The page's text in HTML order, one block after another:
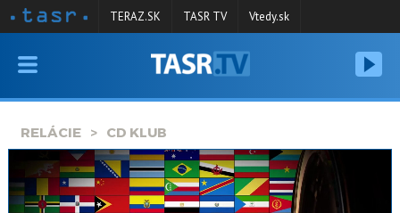
VYSIELANIE
SPRAVODAJSTVO
KONTAKT
TERAZ.SK TASR TV Vtedy.sk
RELÁCIE CD KLUB